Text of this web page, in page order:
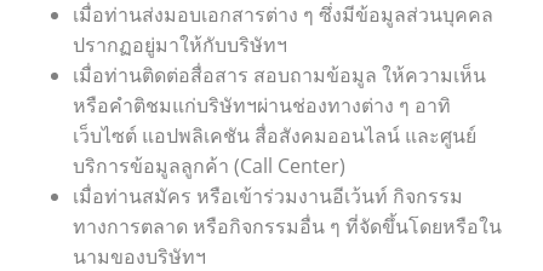
เมื่อท่านส่งมอบเอกสารต่าง ๆ ซึ่งมีข้อมูลส่วนบุคคล
ปรากฏอยู่มาให้กับบริษัทฯ
เมื่อท่านติดต่อสื่อสาร สอบถามข้อมูล ให้ความเห็น
หรือคำติชมแก่บริษัทฯผ่านช่องทางต่าง ๆ อาทิ
เว็บไซต์ แอปพลิเคชัน สื่อสังคมออนไลน์ และศูนย์
บริการข้อมูลลูกค้า (Call Center)
เมื่อท่านสมัคร หรือเข้าร่วมงานอีเว้นท์ กิจกรรม
ทางการตลาด หรือกิจกรรมอื่น ๆ ที่จัดขึ้นโดยหรือใน
นามของบริษัทฯ